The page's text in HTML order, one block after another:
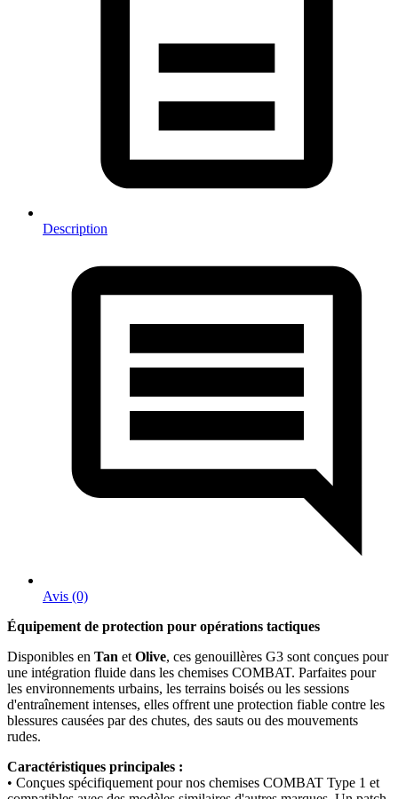
Description
Avis (0)
Équipement de protection pour opérations tactiques
Disponibles en Tan et Olive, ces genouillères G3 sont conçues pour
une intégration fluide dans les chemises COMBAT. Parfaites pour
les environnements urbains, les terrains boisés ou les sessions
d'entraînement intenses, elles offrent une protection fiable contre les
blessures causées par des chutes, des sauts ou des mouvements
rudes.
Caractéristiques principales :
• Conçues spécifiquement pour nos chemises COMBAT Type 1 et